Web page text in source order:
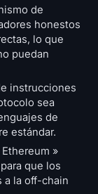
de
honestos
lo que
puedan
instrucciones
sea
de
estándar.
»
que los
a la off-chain